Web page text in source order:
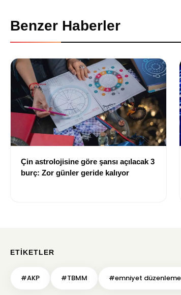
Benzer Haberler
Çin astrolojisine göre şansı açılacak 3
burç: Zor günler geride kalıyor
ETIKETLER
#AKP #TBMM #emniyet